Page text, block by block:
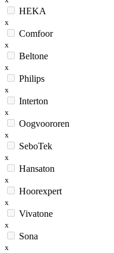
HEKA
x
Comfoor
x
Beltone
x
Philips
x
Interton
x
Oogvoororen
x
SeboTek
x
Hansaton
x
Hoorexpert
x
Vivatone
x
Sona
x